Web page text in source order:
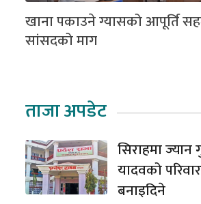
खाना पकाउने ग्यासको आपूर्ति
सांसदको माग
ताजा अपडेट
सिराहमा
यादवको
बनाइदिने